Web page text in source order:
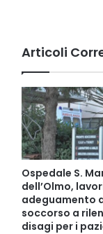
Articoli
Ospedale S.
dell’Olmo,
adeguamento
soccorso a
disagi per i